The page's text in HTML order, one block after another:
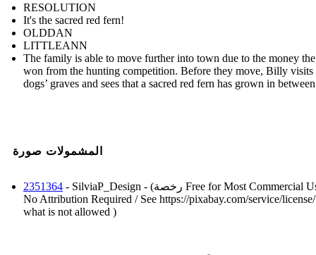
RESOLUTION
It's the sacred red fern!
OLDDAN
LITTLEANN
The family is able to move further into town due to the money
won from the hunting competition. Before they move, Billy visits
dogs’ graves and sees that a sacred red fern has grown in
المشمولات صورة
2351364 - SilviaP_Design - (رخصة Free for Most Commercial Use /
No Attribution Required / See https://pixabay.com/service/
what is not allowed )